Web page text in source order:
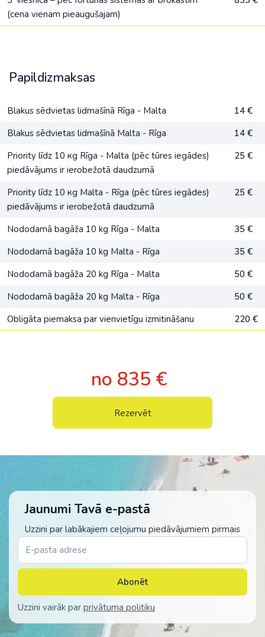
(cena vienam pieaugušajam)
Papildizmaksas
Blakus sēdvietas lidmašīnā Rīga - Malta
14 €
Blakus sēdvietas lidmašīnā Malta - Rīga
14 €
Priority līdz 10 кg Rīga - Malta (pēc tūres iegādes)
piedāvājums ir ierobežotā daudzumā
25 €
Priority līdz 10 кg Malta - Rīga (pēc tūres iegādes)
piedāvājums ir ierobežotā daudzumā
25 €
Nododamā bagāža 10 kg Rīga - Malta
35 €
Nododamā bagāža 10 kg Malta - Rīga
35 €
Nododamā bagāža 20 kg Rīga - Malta
50 €
Nododamā bagāža 20 kg Malta - Rīga
50 €
Obligāta piemaksa par vienvietīgu izmitināšanu
220 €
no 835 €
Rezervēt
Jaunumi Tavā e-pastā
Uzzini par labākajiem ceļojumu piedāvājumiem pirmais
Abonēt
Uzzini vairāk par privātuma politiku